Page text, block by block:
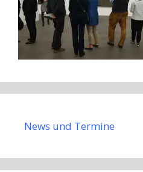
News und Termine